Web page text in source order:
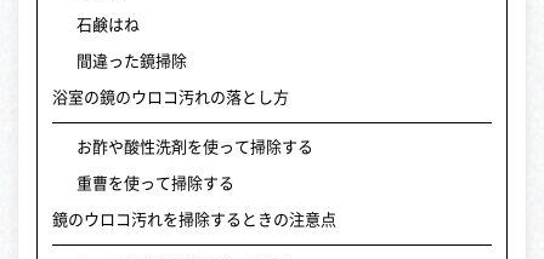
石鹸はね
間違った鏡掃除
浴室の鏡のウロコ汚れの落とし方
お酢や酸性洗剤を使って掃除する
重曹を使って掃除する
鏡のウロコ汚れを掃除するときの注意点